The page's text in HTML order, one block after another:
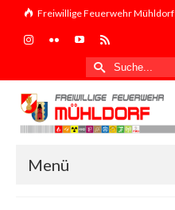
Freiwillige Feuerwehr Mühldorf
Suche
nach:
Menü